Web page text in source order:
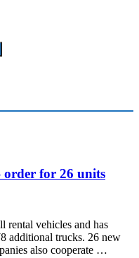
for 26 units
rental vehicles and has
additional trucks. 26 new
also cooperate …